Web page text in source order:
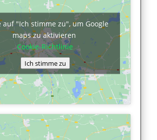
auf "Ich stimme zu", um Google
maps zu aktivieren
Cookie-Richtlinie
Ich stimme zu